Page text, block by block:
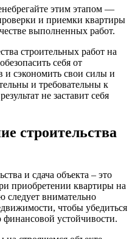
этим этапом —
и приемки квартиры
выполненных работ.
строительных работ на
себя от
и сэкономить свои силы и
и требовательны к
не заставит себя
строительства
и сдача объекта – это
приобретении квартиры на
следует внимательно
чтобы убедиться
устойчивости.